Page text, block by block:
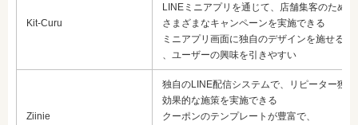
Kit-Curu
LINEミニアプリを通じて、店舗集客のための
さまざまなキャンペーンを実施できる
ミニアプリ画面に独自のデザインを施せるの
、ユーザーの興味を引きやすい
Ziinie
独自のLINE配信システムで、リピーター獲
効果的な施策を実施できる
クーポンのテンプレートが豊富で、